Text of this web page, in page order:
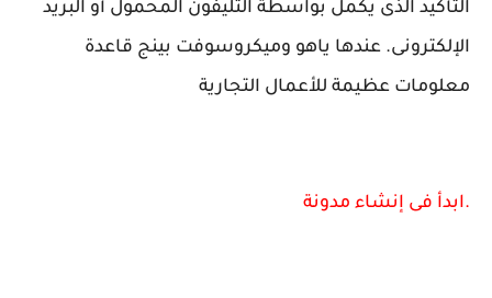
التأكيد الذى يكمل بواسطة التليفون المحمول أو البريد
الإلكترونى. عندها ياهو وميكروسوفت بينج قاعدة
معلومات عظيمة للأعمال التجارية
.ابدأ فى إنشاء مدونة